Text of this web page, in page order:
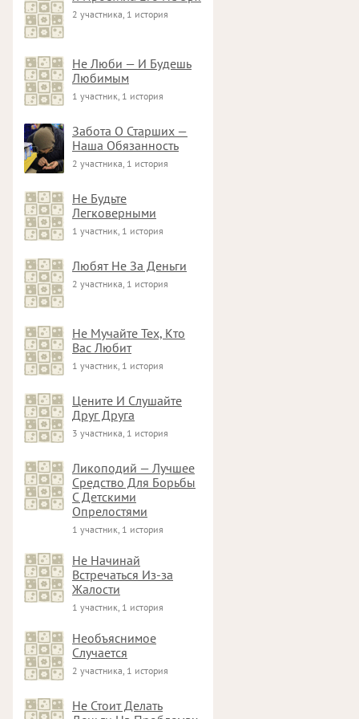
2 участника, 1 история
Не Люби — И Будешь
Любимым
1 участник, 1 история
Забота О Старших —
Наша Обязанность
2 участника, 1 история
Не Будьте
Легковерными
1 участник, 1 история
Любят Не За Деньги
2 участника, 1 история
Не Мучайте Тех, Кто
Вас Любит
1 участник, 1 история
Цените И Слушайте
Друг Друга
3 участника, 1 история
Ликоподий — Лучшее
Средство Для Борьбы
С Детскими
Опрелостями
1 участник, 1 история
Не Начинай
Встречаться Из-за
Жалости
1 участник, 1 история
Необъяснимое
Случается
2 участника, 1 история
Не Стоит Делать